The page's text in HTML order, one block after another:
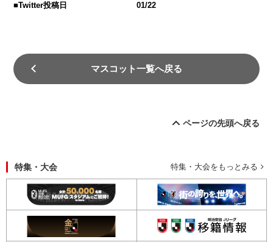
■Twitter投稿日 01/22
マスコット一覧へ戻る
ページの先頭へ戻る
特集・大会 特集・大会をもっとみる